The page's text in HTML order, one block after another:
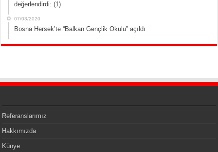
değerlendirdi: (1)
07/03/2020
Bosna Hersek’te “Balkan Gençlik Okulu” açıldı
Referanslarımız
Hakkımızda
Künye